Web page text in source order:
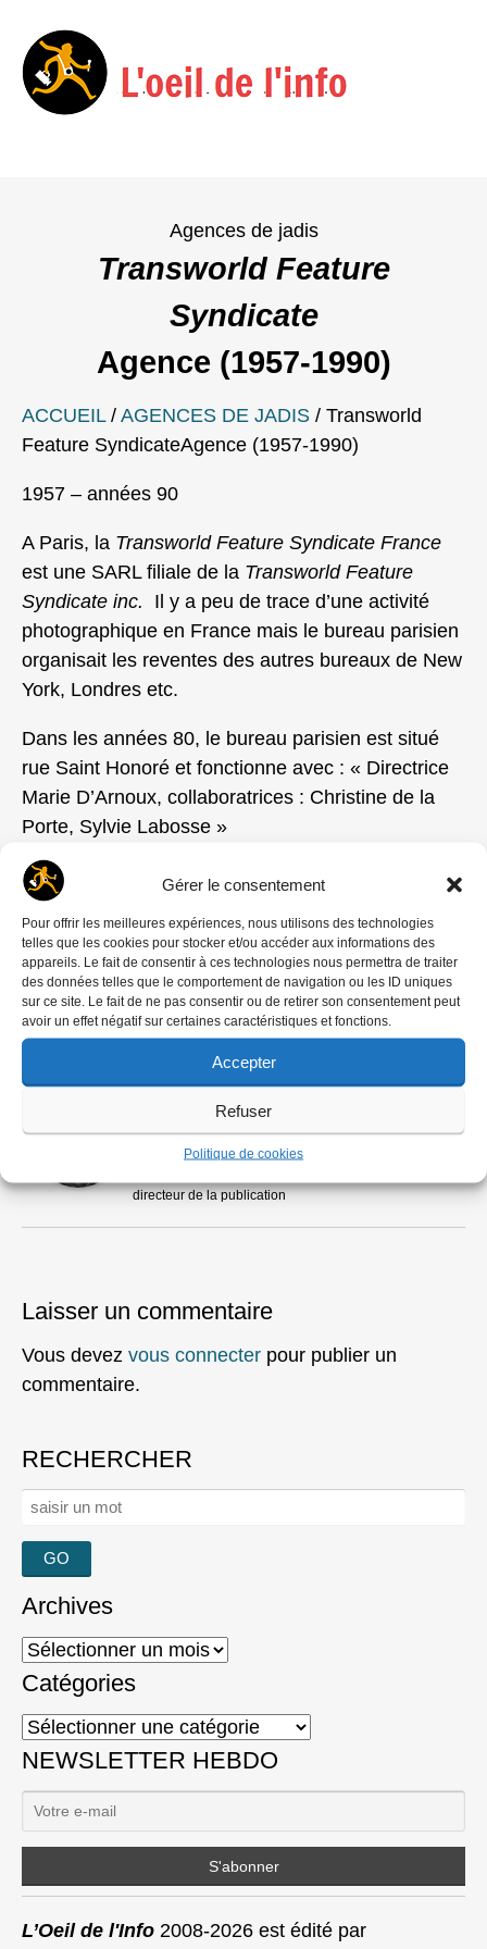
Gérer le consentement
Pour offrir les meilleures expériences, nous utilisons des technologies
telles que les cookies pour stocker et/ou accéder aux informations des
appareils. Le fait de consentir à ces technologies nous permettra de traiter
des données telles que le comportement de navigation ou les ID uniques
sur ce site. Le fait de ne pas consentir ou de retirer son consentement peut
avoir un effet négatif sur certaines caractéristiques et fonctions.
Accepter
Refuser
Politique de cookies
content
Agences de jadis
Transworld Feature
Syndicate
Agence (1957-1990)
ACCUEIL/ AGENCES DE JADIS / Transworld
Feature SyndicateAgence (1957-1990)
1957 – années 90
A Paris, la Transworld Feature Syndicate France
est une SARL filiale de la Transworld Feature
Syndicate inc.
Il y a peu de trace d’une activité
photographique en France mais le bureau parisien
organisait les reventes des autres bureaux de New
York, Londres etc.
Dans les années 80, le bureau parisien est situé
rue Saint Honoré et fonctionne avec : « Directrice
Marie D’Arnoux, collaboratrices : Christine de la
Porte, Sylvie Labosse »
Adresse
231, Rue St Honore – 75008 Paris
Dernière révision le vendredi 26 janvier 2024 7:44
Michel Puech
L'oeil de l'info
directeur de la publication
Laisser un commentaire
Vous devez vous connecter pour publier un
commentaire.
RECHERCHER
Rechercher :
Archives
Archives
Catégories
Catégories
NEWSLETTER HEBDO
L’Oeil de l'Info 2008-2026 est édité par